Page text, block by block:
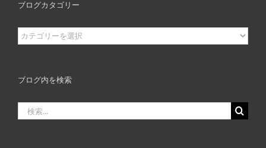
ブログカタゴリー
ブ
ロ
カ
ゴ
リ
ブログ内を検索
索